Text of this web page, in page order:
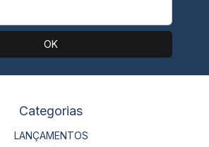
Categorias
LANÇAMENTOS